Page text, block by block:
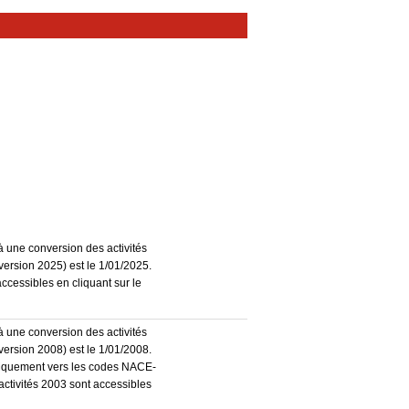
une conversion des activités
2025) est le 1/01/2025.
en cliquant sur le
une conversion des activités
2008) est le 1/01/2008.
vers les codes NACE-
2003 sont accessibles